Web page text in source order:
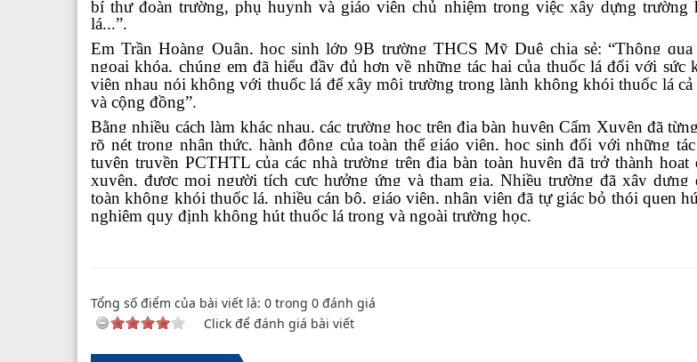
bí thư đoàn trường, phụ huynh và giáo viên chủ nhiệm trong việcxây dựng trường
lá...”.
Em Trần Hoàng Quân, học sinh lớp 9B trường THCS Mỹ Duệ chia sẻ: “Thông
ngoại khóa, chúng em đã hiểu đầy đủ hơn về những tác hại của thuốc lá đối với sức
viên nhau nói không với thuốc lá để xây môi trường trong lành không khói thuốc lá
và cộng đồng”.
Bằng nhiều cách làm khác nhau, các trường học trên địa bàn huyện Cẩm Xuyên đã
rõ nét trong nhận thức, hành động của toàn thể giáo viên, học sinh đối với những
tuyên truyền PCTHTL của các nhà trường trên địa bàn toàn huyện đã trở thành hoạt
xuyên, được mọi người tích cực hưởng ứng và tham gia. Nhiều trường đã xây dựng
toàn không khói thuốc lá, nhiều cán bộ, giáo viên, nhân viên đã tự giác bỏ thói quen
nghiêm quy định không hút thuốc lá trong và ngoài trường học.
Tổng số điểm của bài viết là: 0 trong 0 đánh giá
Click để đánh giá bài viết